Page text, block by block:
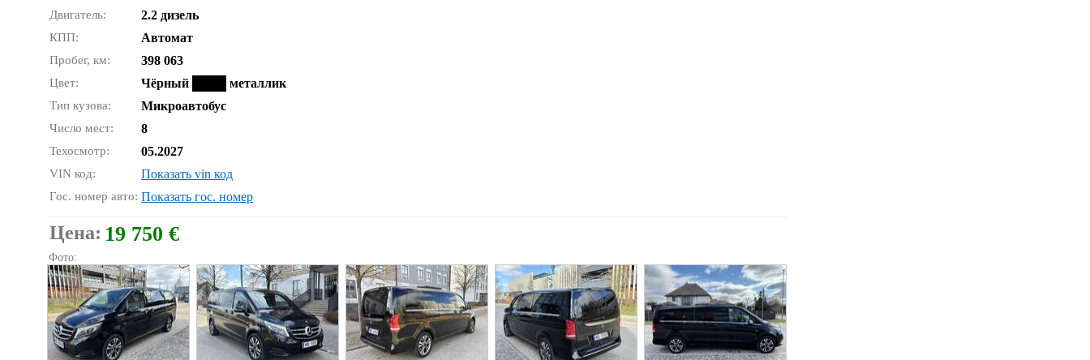
Двигатель: 2.2 дизель
КПП: Автомат
Пробег, км: 398 063
Цвет: Чёрный металлик
Тип кузова: Микроавтобус
Число мест: 8
Техосмотр: 05.2027
VIN код: Показать vin код
Гос. номер авто: Показать гос. номер
Цена: 19 750 €
Фото: